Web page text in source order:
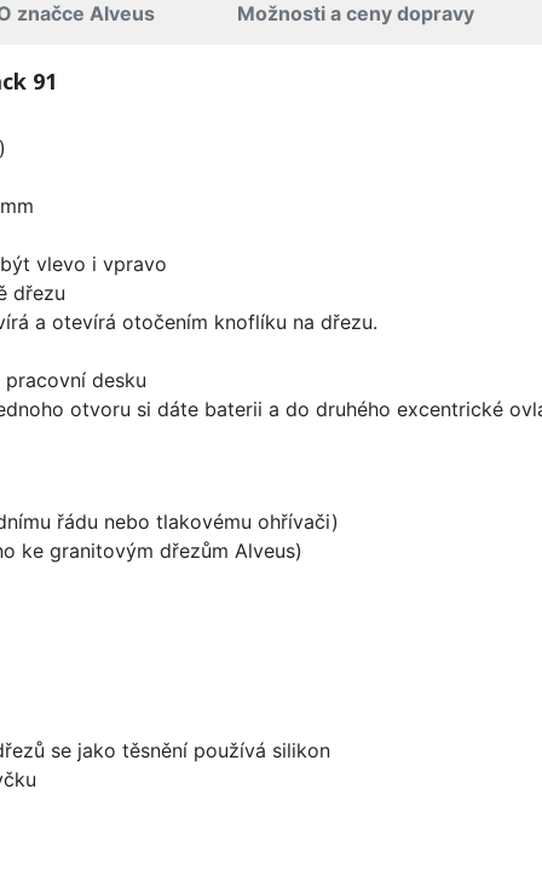
značce Alveus Možnosti a ceny dopravy
91
vlevo i vpravo
dřezu
a otevírá otočením knoflíku na dřezu.
desku
otvoru si dáte baterii a do druhého excentrické
řádu nebo tlakovému ohřívači)
ke granitovým dřezům Alveus)
se jako těsnění používá silikon